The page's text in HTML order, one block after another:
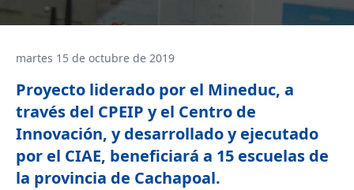
martes 15 de octubre de 2019
Proyecto liderado por el Mineduc, a
través del CPEIP y el Centro de
Innovación, y desarrollado y ejecutado
por el CIAE, beneficiará a 15 escuelas de
la provincia de Cachapoal.